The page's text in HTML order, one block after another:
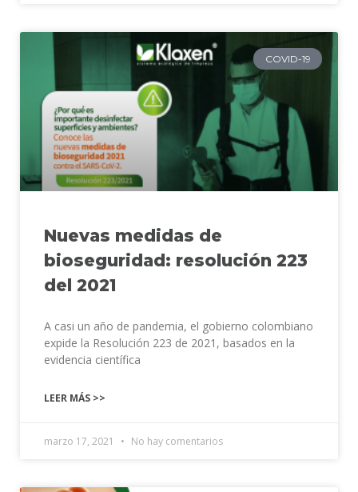
COVID-19
Nuevas medidas de
bioseguridad: resolución 223
del 2021
A casi un año de pandemia, el gobierno colombiano
expide la Resolución 223 de 2021, basados en la
evidencia científica
LEER MÁS >>
marzo 17, 2021 No hay comentarios